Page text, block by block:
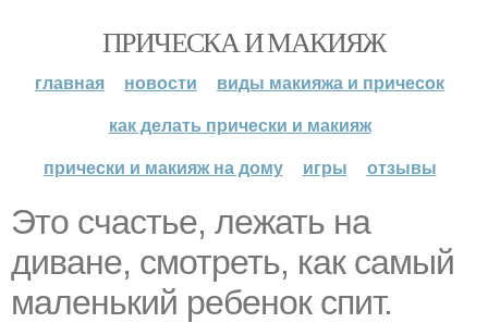
ПРИЧЕСКА И МАКИЯЖ
главная новости
виды макияжа и причесок
как делать прически и макияж
прически и макияж на дому
игры отзывы
Это счастье, лежать на
диване, смотреть, как самый
маленький ребенок спит.